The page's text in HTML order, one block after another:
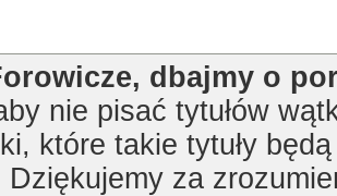
dbajmy o
nie pisać tytułów
które takie tytuły
Dziękujemy za